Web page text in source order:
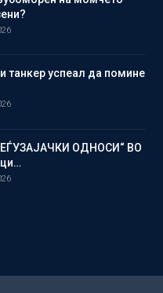
танкер успеал да помине
ОДНОСИ“ ВО